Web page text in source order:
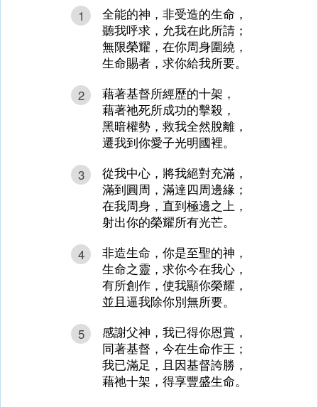
1
全能的神，非受造的生命，
聽我呼求，允我在此所請；
無限榮耀，在你周身圍繞，
生命賜者，求你給我所要。
2
藉著基督所經歷的十架，
藉著祂死所成功的擊殺，
黑暗權勢，救我全然脫離，
遷我到你愛子光明國裡。
3
從我中心，將我絕對充滿，
滿到圓周，滿達四周邊緣；
在我周身，直到極邊之上，
射出你的榮耀所有光芒。
4
非造生命，你是至聖的神，
生命之靈，求你今在我心，
有所創作，使我顯你榮耀，
並且逼我除你別無所要。
5
感謝父神，我已得你恩賞，
同著基督，今在生命作王；
我已滿足，且因基督誇勝，
藉祂十架，得享豐盛生命。